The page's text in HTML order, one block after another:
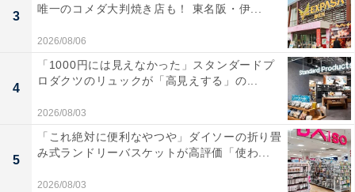
3
唯一のコメダ大判焼き店も！ 東名阪・伊...
2026/08/06
4
「1000円には見えなかった」スタンダードプ
ロダクツのリュックが「高見えする」の...
2026/08/03
5
「これ絶対に便利なやつや」ダイソーの折り畳
み式ランドリーバスケットが高評価「使わ...
2026/08/03